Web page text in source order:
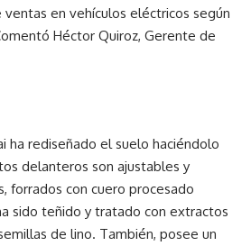
en vehículos eléctricos según
Héctor Quiroz, Gerente de
ha rediseñado el suelo haciéndolo
delanteros son ajustables y
forrados con cuero procesado
sido teñido y tratado con extractos
de lino. También, posee un